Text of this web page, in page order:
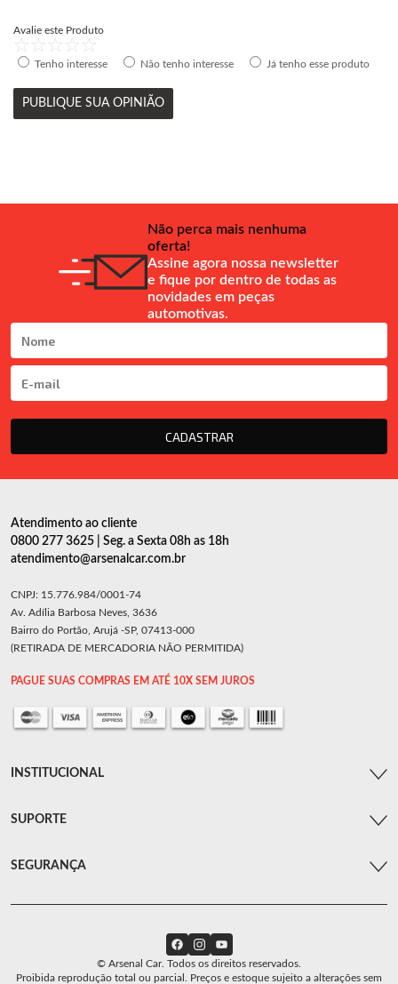
Avalie este Produto
Tenho interesse Não tenho interesse Já tenho esse produto
PUBLIQUE SUA OPINIÃO
Não perca mais nenhuma
oferta!
Assine agora nossa newsletter
e fique por dentro de todas as
novidades em peças
automotivas.
CADASTRAR
Atendimento ao cliente
0800 277 3625 | Seg. a Sexta 08h as 18h
atendimento@arsenalcar.com.br
CNPJ: 15.776.984/0001-74
Av. Adília Barbosa Neves, 3636
Bairro do Portão, Arujá -SP, 07413-000
(RETIRADA DE MERCADORIA NÃO PERMITIDA)
PAGUE SUAS COMPRAS EM ATÉ 10X SEM JUROS
INSTITUCIONAL
SUPORTE
SEGURANÇA
© Arsenal Car. Todos os direitos reservados.
Proibida reprodução total ou parcial. Preços e estoque sujeito a alterações sem